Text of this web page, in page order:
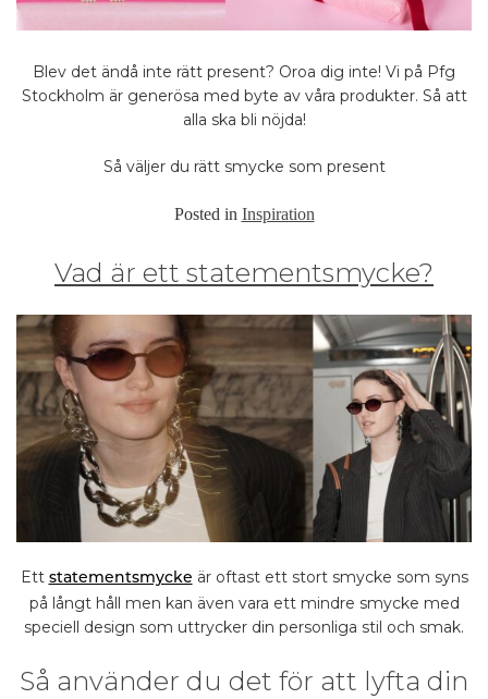
Blev det ändå inte rätt present? Oroa dig inte! Vi på Pfg
Stockholm är generösa med byte av våra produkter. Så att
alla ska bli nöjda!
Så väljer du rätt smycke som present
Posted in Inspiration
Vad är ett statementsmycke?
Ett statementsmycke är oftast ett stort smycke som syns
på långt håll men kan även vara ett mindre smycke med
speciell design som uttrycker din personliga stil och smak.
Så använder du det för att lyfta din